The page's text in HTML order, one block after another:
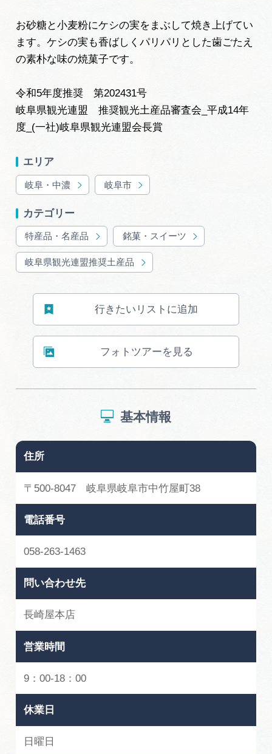
岐阜県観光データベース
旅行会社・観光事業者の皆様へ
動画ライブラリー
お問い合わせ
運営組織
サイトポリシー
お砂糖と小麦粉にケシの実をまぶして焼き上げてい
ます。ケシの実も香ばしくパリパリとした歯ごたえ
の素朴な味の焼菓子です。
令和5年度推奨 第202431号
岐阜県観光連盟 推奨観光土産品審査会_平成14年
度_(一社)岐阜県観光連盟会長賞
エリア
岐阜・中濃 岐阜市
カテゴリー
特産品・名産品 銘菓・スイーツ
岐阜県観光連盟推奨土産品
行きたいリストに追加
フォトツアーを見る
基本情報
住所
〒500-8047 岐阜県岐阜市中竹屋町38
電話番号
058-263-1463
問い合わせ先
長崎屋本店
営業時間
9：00-18：00
休業日
日曜日